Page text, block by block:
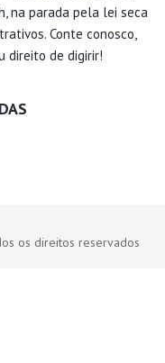
na parada pela lei seca
Conte conosco,
direito de digirir!
os direitos reservados